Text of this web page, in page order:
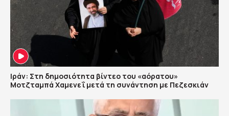
Ιράν: Στη δημοσιότητα βίντεο του «αόρατου»
Μοτζταμπά Χαμενεΐ μετά τη συνάντηση με Πεζεσκιάν